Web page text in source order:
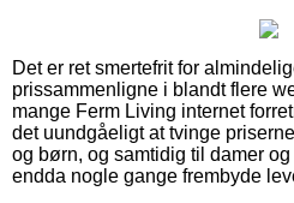
Det er ret smertefrit for
prissammenligne i blandt flere
mange Ferm Living internet
det uundgåeligt at tvinge
og børn, og samtidig til damer
endda nogle gange frembyde